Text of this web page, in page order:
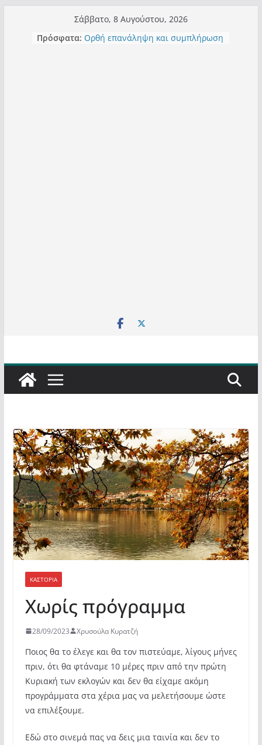
περιεχόμενο
Σάββατο, 8 Αυγούστου, 2026
Πρόσφατα: Ορθή επανάληψη και συμπλήρωση
ΚΑΣΤΟΡΙΆ
Χωρίς πρόγραμμα
28/09/2023 Χρυσούλα Κυρατζή
Ποιος θα το έλεγε και θα τον πιστεύαμε, λίγους μήνες
πριν, ότι θα φτάναμε 10 μέρες πριν από την πρώτη
Κυριακή των εκλογών και δεν θα είχαμε ακόμη
προγράμματα στα χέρια μας να μελετήσουμε ώστε
να επιλέξουμε.
Εδώ στο σινεμά πας να δεις μια ταινία και δεν το